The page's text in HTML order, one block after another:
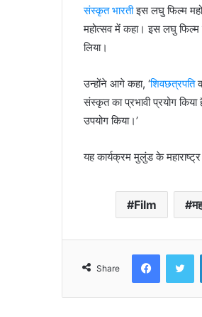
संस्कृत भारतीइस लघु फिल्म
महोत्सव में कहा। इस लघु
लिया।
उन्होंने आगे कहा, ‘शिवछत्रपति
संस्कृत का प्रभावी प्रयोग
उपयोग किया।’
यह कार्यक्रम मुलुंड के
Film
Share
Facebook